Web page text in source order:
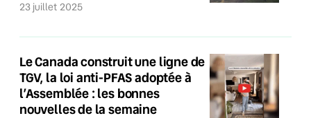
23 juillet 2025
Le Canada construit une ligne de
TGV, la loi anti-PFAS adoptée à
l’Assemblée : les bonnes
nouvelles de la semaine